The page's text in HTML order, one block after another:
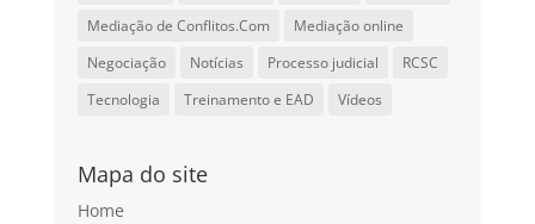
Mediação de Conflitos.Com
Mediação online
Negociação
Notícias Processo judicial
RCSC
Tecnologia
Treinamento e EAD Vídeos
Mapa do site
Home